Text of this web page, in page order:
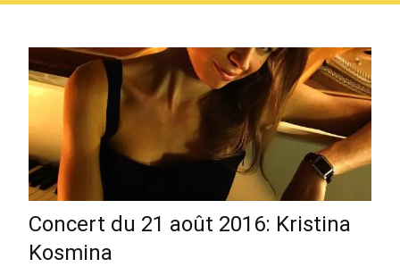
Kristina Kosmina
Carte Musicale
Concert du 21 août 2016: Kristina
Kosmina